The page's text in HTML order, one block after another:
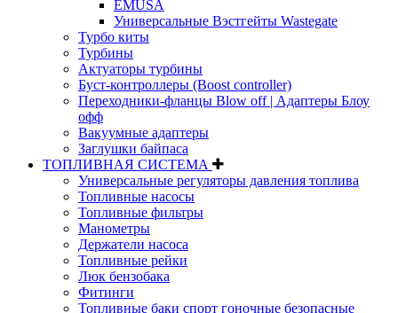
EMUSA
Универсальные Вэстгейты Wastegate
Турбо киты
Турбины
Актуаторы турбины
Буст-контроллеры (Boost controller)
Переходники-фланцы Blow off | Адаптеры Блоу
офф
Вакуумные адаптеры
Заглушки байпаса
ТОПЛИВНАЯ СИСТЕМА
Универсальные регуляторы давления топлива
Топливные насосы
Топливные фильтры
Манометры
Держатели насоса
Топливные рейки
Люк бензобака
Фитинги
Топливные баки спорт гоночные безопасные